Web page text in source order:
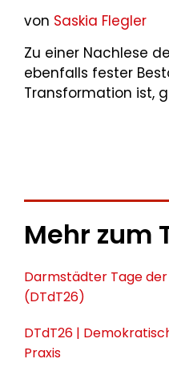
von Saskia Flegler
Zu einer Nachlese
ebenfalls fester
Transformation ist,
Mehr zum
Darmstädter Tage
(DTdT26)
DTdT26 |
Praxis